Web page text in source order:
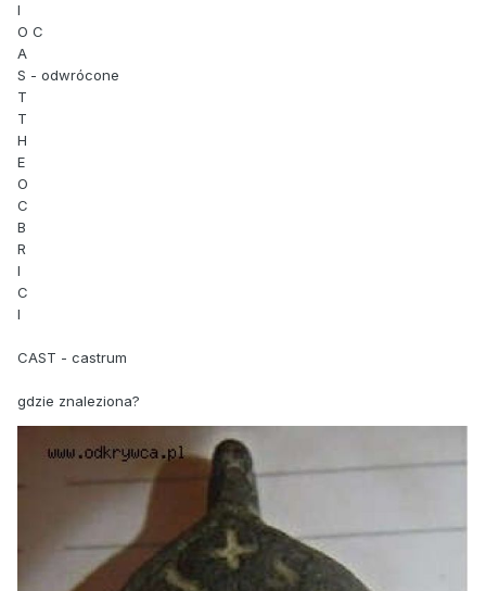
I
O C
A
S - odwrócone
T
T
H
E
O
C
B
R
I
C
I
CAST - castrum
gdzie znaleziona?